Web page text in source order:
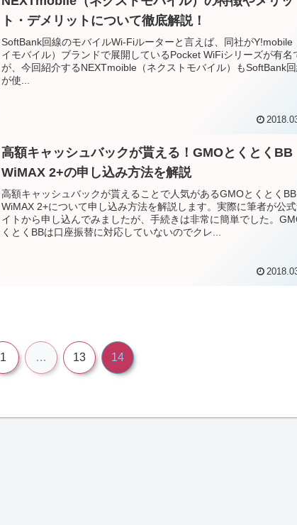
ト・デメリットについて徹底解説！
SoftBank回線のモバイルWi-Fiルーターと言えば、同社がY!mobile
イモバイル）ブランドで展開しているPocket WiFiシリーズが有名
が、今回紹介するNEXTmoible（ネクストモバイル）もSoftBank
が使...
高額キャッシュバックが貰える！GMOとくとくBB
WiMAX 2+の申し込み方法を解説
高額キャッシュバックが貰えることで人気があるGMOとくとくBB
WiMAX 2+について申し込み方法を解説します。実際に筆者が公
イトから申し込んでみましたが、手続きは非常に簡単でした。
くとくBBは口座振替に対応していないのでクレ...
1 … 13 14